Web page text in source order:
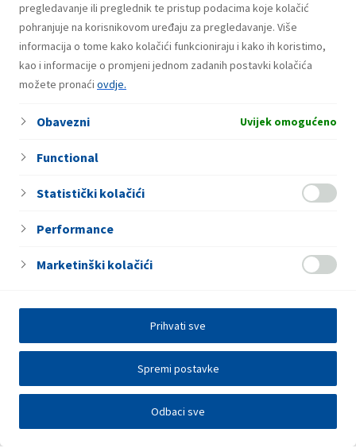
pregledavanje ili preglednik te pristup podacima koje kolačić
pohranjuje na korisnikovom uređaju za pregledavanje. Više
informacija o tome kako kolačići funkcioniraju i kako ih koristimo,
kao i informacije o promjeni jednom zadanih postavki kolačića
možete pronaći ovdje.
Obavezni Uvijek omogućeno
Functional
Statistički kolačići
Performance
Marketinški kolačići
Odbaci sve
Spremi postavke
Prihvati sve
doprinositi postizanju poslovnih ciljeva kompanije.
Kompanija osigurava da su sve poslovne aktivnosti koje
obavlja u skladu sa najvišim standardima sigurnosti,
kvaliteta i zaštite okoliša provodeći redovne procedure
razvoj, razvijajući svoj biznis u skladu sa visokim standardima
kvaliteta i odgovorna je prema okolišu, radnicima, klijentima
i zajednici u kojoj posluje.